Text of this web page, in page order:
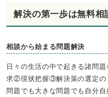
解決の第一歩は無料相
相談から始まる問題解決
日々の生活の中で起きる諸問
求②現状把握③解決策の選定の
問題でも大きな問題でも自分